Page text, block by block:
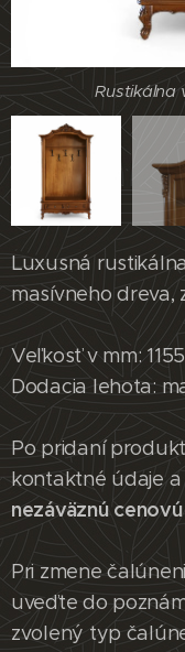
Rustikálna
Rustikálna
Luxusná
masívneho
Veľkosť v mm:
Dodacia lehota:
Po pridaní
kontaktné údaje
nezáväznú
Pri zmene
uveďte do
zvolený typ